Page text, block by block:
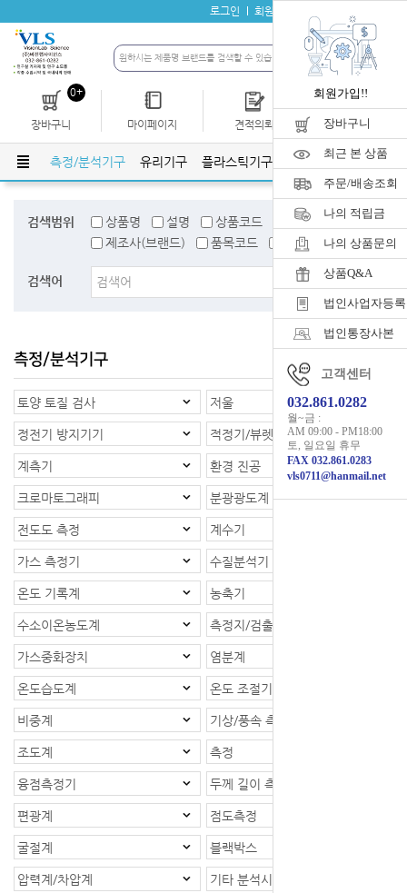
로그인 회원가입
0+
장바구니 마이페이지 견적의뢰 개인결제
기기 측정/분석기구 유리기구 플라스틱기구 위생/안전 용품 클
검색범위 상품명 설명 상품코드
검색어태그
제조사(브랜드)
품목코드 품목명
검색어
측정/분석기구
토양 토질 검사 저울
정전기 방지기기 적정기/뷰렛
계측기 환경 진공
크로마토그래피 분광광도계
전도도 측정 계수기
가스 측정기 수질분석기
온도 기록계 농축기
수소이온농도계 측정지/검출지
가스중화장치 염분계
온도습도계 온도 조절기
비중계 기상/풍속 측정계
조도계 측정
융점측정기 두께 길이 측정기
편광계 점도측정
굴절계 블랙박스
압력계/차압계 기타 분석시스템
회원가입!!
장바구니
최근 본 상품
주문/배송조회
나의 적립금
나의 상품문의
상품Q&A
법인사업자등
법인통장사본
고객센터
032.861.0282
월~금 :
AM 09:00 - PM18:00
토, 일요일 휴무
FAX 032.861.0283
vls0711@hanmail.net